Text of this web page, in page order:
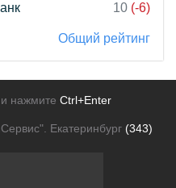
10 (-6)
Общий рейтинг
нажмите Ctrl+Enter
Екатеринбург (343)